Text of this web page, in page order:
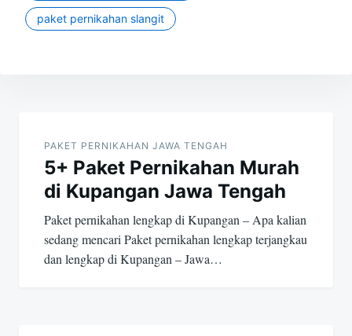
paket pernikahan slangit
navigation
PAKET PERNIKAHAN JAWA TENGAH
5+ Paket Pernikahan Murah
di Kupangan Jawa Tengah
Paket pernikahan lengkap di Kupangan – Apa kalian
sedang mencari Paket pernikahan lengkap terjangkau
dan lengkap di Kupangan – Jawa…